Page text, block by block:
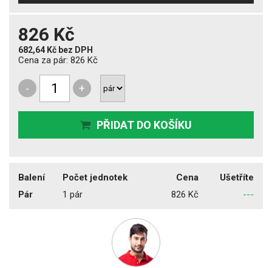
826 Kč
682,64 Kč bez DPH
Cena za pár: 826 Kč
- +
PŘIDAT DO KOŠÍKU
Balení Počet jednotek Cena
Ušetříte
Pár
1 pár 826 Kč ---